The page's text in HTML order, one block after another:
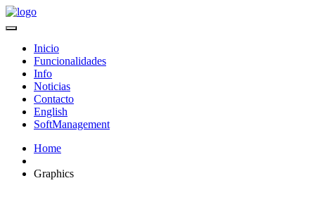
Inicio
Funcionalidades
Info
Noticias
Contacto
English
SoftManagement
Home
Graphics